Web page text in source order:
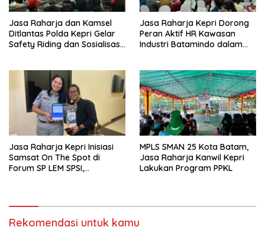
Jasa Raharja dan Kamsel
Ditlantas Polda Kepri Gelar
Safety Riding dan Sosialisasi
Indonesia
Jasa Raharja Kepri Dorong
Peran Aktif HR Kawasan
Industri Batamindo dalam
Jasa Raharja Kepri Inisiasi
Samsat On The Spot di
Forum SP LEM SPSI,
MPLS SMAN 25 Kota Batam,
Jasa Raharja Kanwil Kepri
Lakukan Program PPKL
Rekomendasi untuk kamu